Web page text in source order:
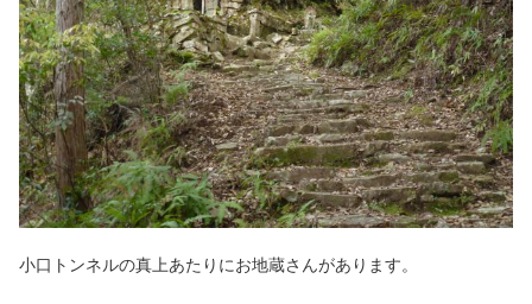
小口トンネルの真上あたりにお地蔵さんがあります。